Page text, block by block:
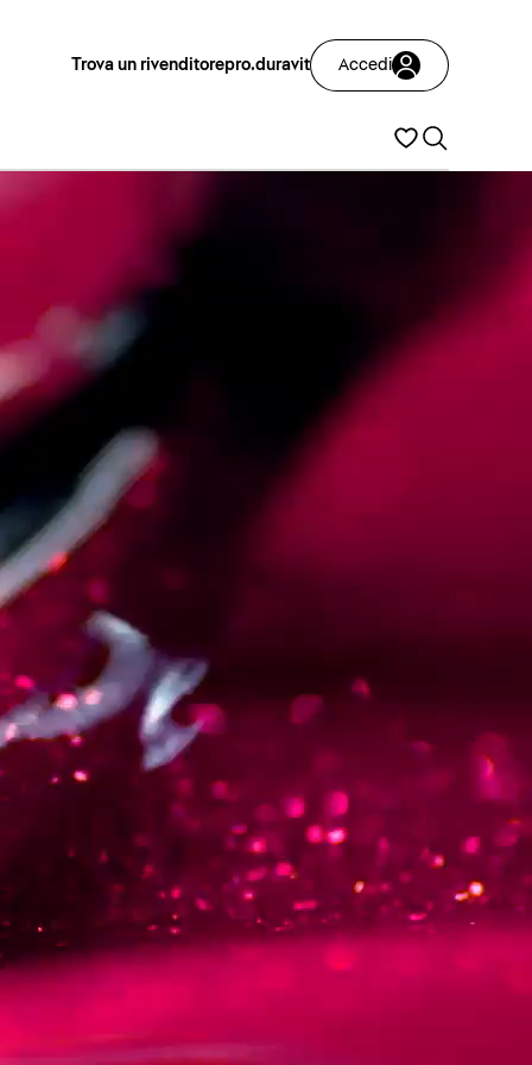
Trova un rivenditorepro.duravit Accedi